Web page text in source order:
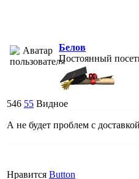
Белов
Постоянный
546 55 Видное
А не будет проблем с
Нравится Button